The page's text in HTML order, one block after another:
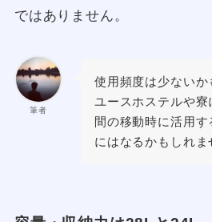
ではありません。
筆者
使用頻度は少ないか
ユースホステルや
間の移動時に活用
にはなるかもしれま